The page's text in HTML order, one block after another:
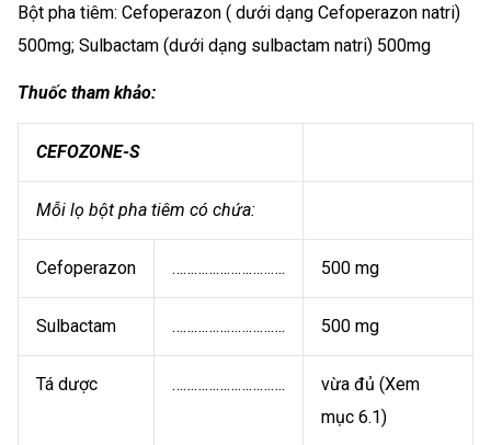
Bột pha tiêm: Cefoperazon ( dưới dạng Cefoperazon natri)
500mg; Sulbactam (dưới dạng sulbactam natri) 500mg
Thuốc tham khảo:
CEFOZONE-S
Mỗi lọ bột pha tiêm có chứa:
Cefoperazon …………………………. 500 mg
Sulbactam …………………………. 500 mg
Tá dược ………………………….
vừa đủ (Xem
mục 6.1)